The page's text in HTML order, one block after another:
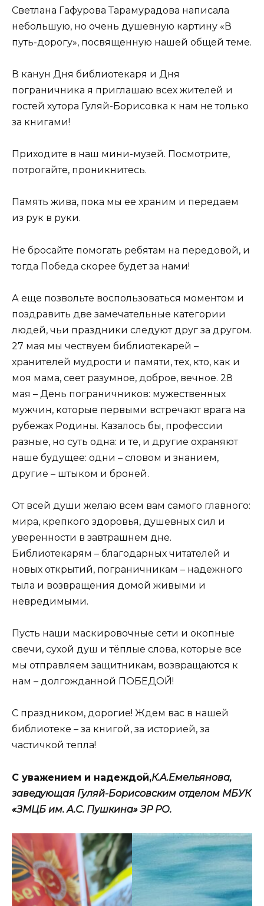
Светлана Гафурова Тарамурадова написала
небольшую, но очень душевную картину «В
путь-дорогу», посвященную нашей общей теме.
В канун Дня библиотекаря и Дня
пограничника я приглашаю всех жителей и
гостей хутора Гуляй-Борисовка к нам не только
за книгами!
Приходите в наш мини-музей. Посмотрите,
потрогайте, проникнитесь.
Память жива, пока мы ее храним и передаем
из рук в руки.
Не бросайте помогать ребятам на передовой, и
тогда Победа скорее будет за нами!
А еще позвольте воспользоваться моментом и
поздравить две замечательные категории
людей, чьи праздники следуют друг за другом.
27 мая мы чествуем библиотекарей –
хранителей мудрости и памяти, тех, кто, как и
моя мама, сеет разумное, доброе, вечное. 28
мая – День пограничников: мужественных
мужчин, которые первыми встречают врага на
рубежах Родины. Казалось бы, профессии
разные, но суть одна: и те, и другие охраняют
наше будущее: одни – словом и знанием,
другие – штыком и броней.
От всей души желаю всем вам самого главного:
мира, крепкого здоровья, душевных сил и
уверенности в завтрашнем дне.
Библиотекарям – благодарных читателей и
новых открытий, пограничникам – надежного
тыла и возвращения домой живыми и
невредимыми.
Пусть наши маскировочные сети и окопные
свечи, сухой душ и тёплые слова, которые все
мы отправляем защитникам, возвращаются к
нам – долгожданной ПОБЕДОЙ!
С праздником, дорогие! Ждем вас в нашей
библиотеке – за книгой, за историей, за
частичкой тепла!
С уважением и надеждой,К.А.Емельянова,
заведующая Гуляй-Борисовским отделом МБУК
«ЗМЦБ им. А.С. Пушкина»ЗР РО.